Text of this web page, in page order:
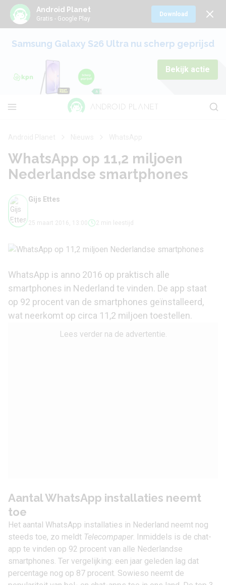
Android Planet
Gratis - Google Play
Download
Samsung Galaxy S26 Ultra nu scherp geprijsd
Bekijk actie
WhatsApp op 11,2 miljoen
Nederlandse smartphones
Gijs Ettes
25 maart 2016, 13:00 2 min leestijd
WhatsApp is anno 2016 op praktisch alle
smartphones in Nederland te vinden. De app staat
op 92 procent van de smartphones geïnstalleerd,
wat neerkomt op circa 11,2 miljoen toestellen.
Lees verder na de advertentie.
Aantal WhatsApp installaties neemt
toe
Het aantal WhatsApp installaties in Nederland neemt nog
steeds toe, zo meldt Telecompaper. Inmiddels is de chat-
app te vinden op 92 procent van alle Nederlandse
smartphones. Ter vergelijking: een jaar geleden lag dat
percentage nog op 87 procent. Sowieso neemt de